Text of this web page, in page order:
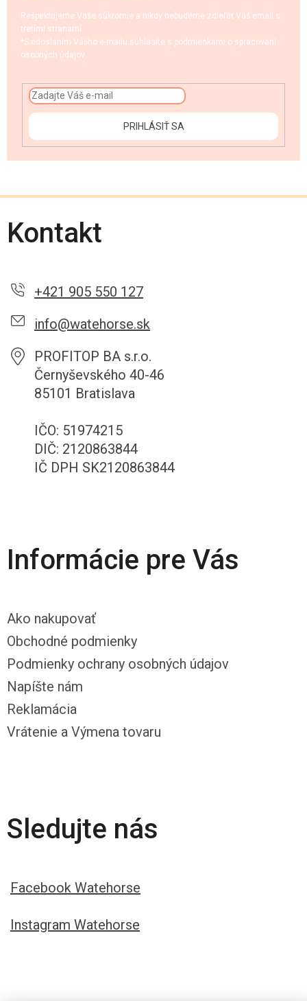
Rešpektujeme Vaše súkromie a nikdy nebudeme zdieľať Váš email s
tretími stranami.
*S odoslaním Vášho e-mailu súhlasíte s podmienkami o spracovaní
osobných údajov.
PRIHLÁSIŤ SA
Kontakt
+421 905 550 127
info@watehorse.sk
PROFITOP BA s.r.o.
Černyševského 40-46
85101 Bratislava
IČO: 51974215
DIČ: 2120863844
IČ DPH SK2120863844
Informácie pre Vás
Ako nakupovať
Obchodné podmienky
Podmienky ochrany osobných údajov
Napíšte nám
Reklamácia
Vrátenie a Výmena tovaru
Sledujte nás
Facebook Watehorse
Instagram Watehorse